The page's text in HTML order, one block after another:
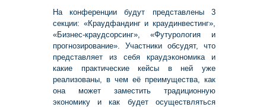
На конференции будут представлены 3
секции: «Краудфандинг и краудинвестинг»,
«Бизнес-краудсорсинг», «Футурология и
прогнозирование». Участники обсудят, что
представляет из себя краудэкономика и
какие практические кейсы в ней уже
реализованы, в чем её преимущества, как
она может заместить традиционную
экономику и как будет осуществляться